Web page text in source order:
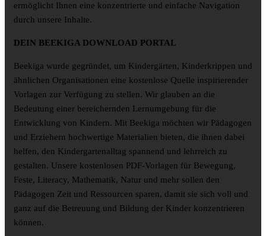
ermöglicht Ihnen eine konzentrierte und einfache Navigation
durch unsere Inhalte.
DEIN BEEKIGA DOWNLOAD PORTAL
Beekiga wurde gegründet, um Kindergärten, Kinderkrippen und
ähnlichen Organisationen eine kostenlose Quelle inspirierender
Vorlagen zur Verfügung zu stellen. Wir glauben an die
Bedeutung einer bereichernden Lernumgebung für die
Entwicklung von Kindern. Mit Beekiga möchten wir Pädagogen
und Erziehern hochwertige Materialien bieten, die ihnen dabei
helfen, den Kindergartenalltag spannend und lehrreich zu
gestalten. Unsere kostenlosen PDF-Vorlagen für Bewegung,
Feste, Literacy, Mathematik, Natur und mehr sollen den
Pädagogen Zeit und Ressourcen sparen, damit sie sich voll und
ganz auf die Betreuung und Bildung der Kinder konzentrieren
können.